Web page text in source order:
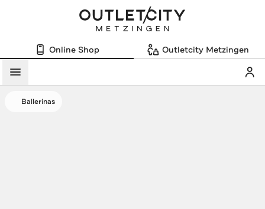
Online Shop Outletcity Metzingen
Menü
Ballerinas